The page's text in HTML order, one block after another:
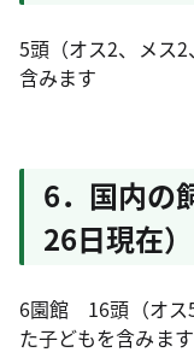
5頭（オス2、メス
含みます
6．国内の
26日現在）
6園館 16頭（オ
た子どもを含みます